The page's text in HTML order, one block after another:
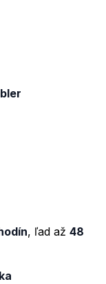
, ľad až 48